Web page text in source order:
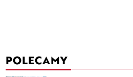
POLECAMY